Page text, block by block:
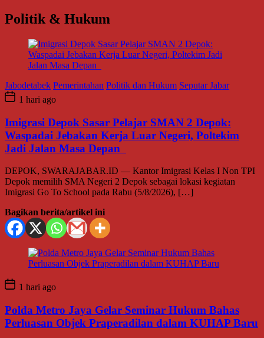
Politik & Hukum
Jabodetabek Pemerintahan Politik dan Hukum Seputar Jabar
1 hari ago
Imigrasi Depok Sasar Pelajar SMAN 2 Depok:
Waspadai Jebakan Kerja Luar Negeri, Poltekim
Jadi Jalan Masa Depan
DEPOK, SWARAJABAR.ID — Kantor Imigrasi Kelas I Non TPI
Depok memilih SMA Negeri 2 Depok sebagai lokasi kegiatan
Imigrasi Go To School pada Rabu (5/8/2026), […]
Bagikan berita/artikel ini
1 hari ago
Polda Metro Jaya Gelar Seminar Hukum Bahas
Perluasan Objek Praperadilan dalam KUHAP Baru